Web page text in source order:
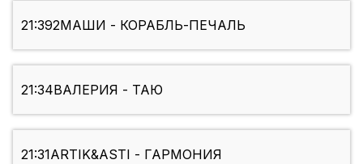
21:392МАШИ - КОРАБЛЬ-ПЕЧАЛЬ
21:34ВАЛЕРИЯ - ТАЮ
21:31ARTIK&ASTI - ГАРМОНИЯ